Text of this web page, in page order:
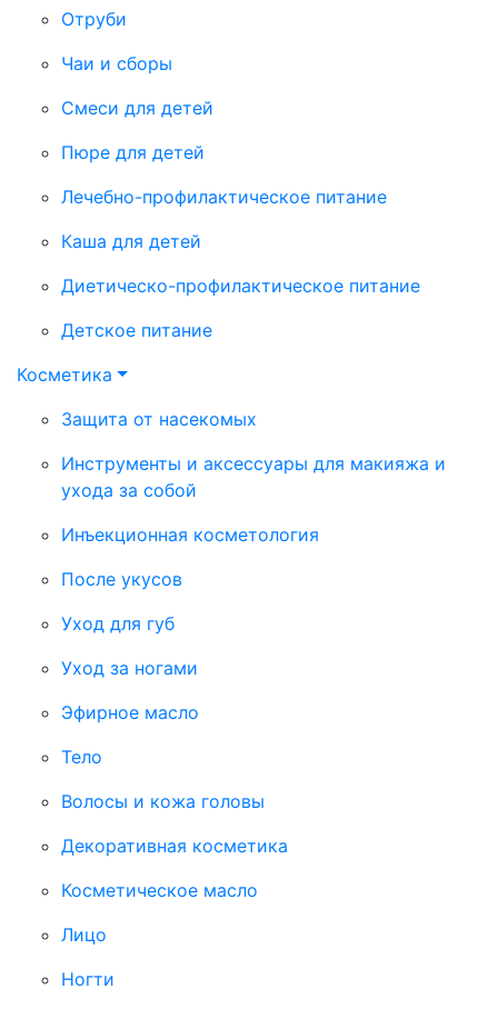
Отруби
Чаи и сборы
Смеси для детей
Пюре для детей
Лечебно-профилактическое питание
Каша для детей
Диетическо-профилактическое питание
Детское питание
Косметика
Защита от насекомых
Инструменты и аксессуары для макияжа и
ухода за собой
Инъекционная косметология
После укусов
Уход для губ
Уход за ногами
Эфирное масло
Тело
Волосы и кожа головы
Декоративная косметика
Косметическое масло
Лицо
Ногти